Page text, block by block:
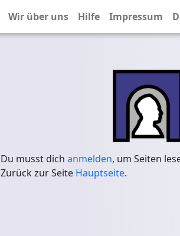
Wir über uns Hilfe Impressum
Du musst dich anmelden, um Seiten
Zurück zur Seite Hauptseite.